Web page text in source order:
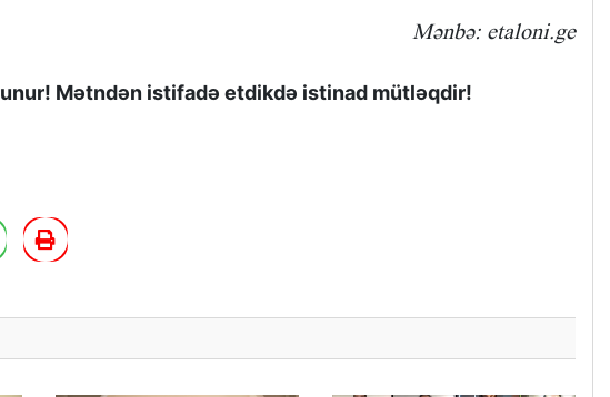
Mənbə: etaloni.ge
Mətndən istifadə etdikdə istinad mütləqdir!